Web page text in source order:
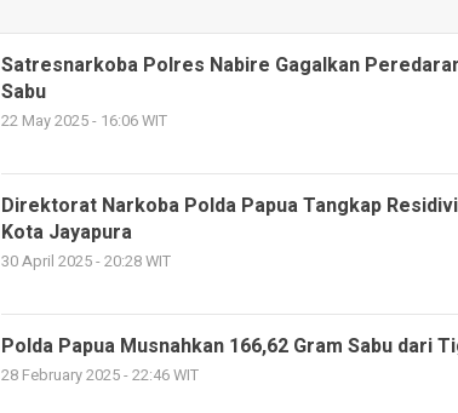
Satresnarkoba Polres Nabire Gagalkan
Sabu
22 May 2025 - 16:06 WIT
Direktorat Narkoba Polda Papua Tangkap
Kota Jayapura
30 April 2025 - 20:28 WIT
Polda Papua Musnahkan 166,62 Gram Sabu dari
28 February 2025 - 22:46 WIT